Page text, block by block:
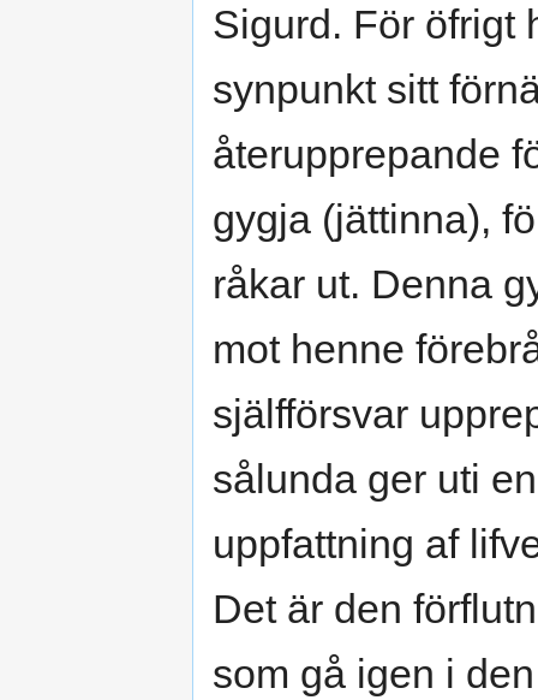
Sigurd. För öfrigt
synpunkt sitt
återupprepande
gygja (jättinna),
råkar ut. Denna
mot henne
själfförsvar
sålunda ger uti
uppfattning af
Det är den
som gå igen i